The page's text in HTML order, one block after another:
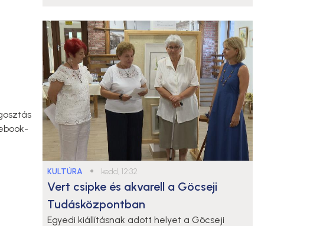
KULTÚRA ● kedd, 12:32
Vert csipke és akvarell a Göcseji
Tudásközpontban
Egyedi kiállításnak adott helyet a Göcseji